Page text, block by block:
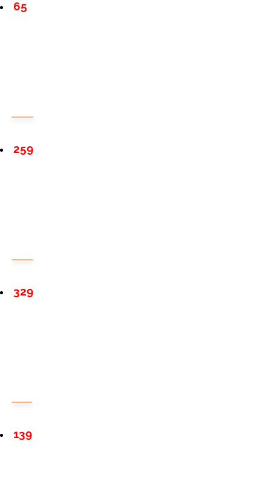
65
259
329
139